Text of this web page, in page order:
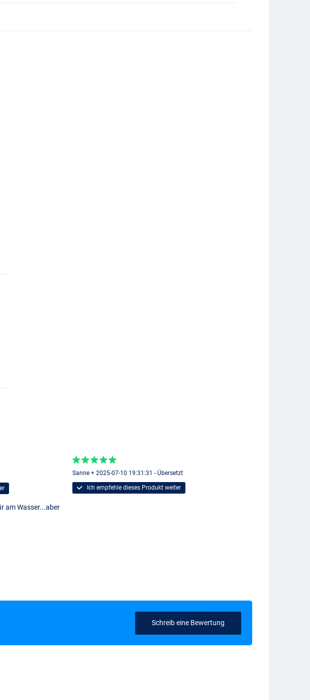
am Wasser...aber
Sanne + 2025-07-10 19:31:31 - Übersetzt
Ich empfehle dieses Produkt weiter
Schreib eine Bewertung